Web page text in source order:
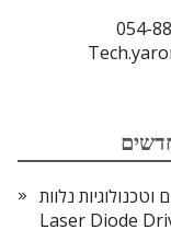
נלוות –
Laser Diode